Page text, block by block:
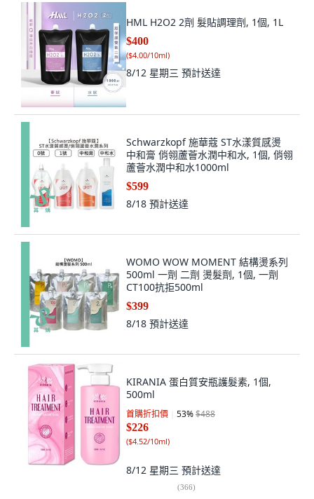
HML H2O2 2劑 髮貼調理劑, 1個, 1L
$400
($4.00/10ml)
8/12 星期三 預計送達
Schwarzkopf 施華蔻 ST水漾質感燙
中和膏 俏翎蘆薈水潤中和水, 1個, 俏翎
蘆薈水潤中和水1000ml
$599
8/18 預計送達
WOMO WOW MOMENT 結構燙系列
500ml 一劑 二劑 燙髮劑, 1個, 一劑
CT100抗拒500ml
$399
8/18 預計送達
KIRANIA 蛋白質安瓶護髮素, 1個,
500ml
首購折扣價 53%$488
$226
($4.52/10ml)
8/12 星期三 預計送達
(366)